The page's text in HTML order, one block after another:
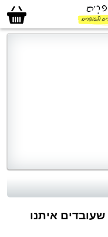
סל
הקניות
שלי
איתנו